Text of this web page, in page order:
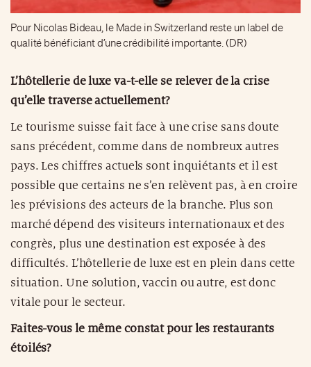
Pour Nicolas Bideau, le Made in Switzerland reste un label de
qualité bénéficiant d’une crédibilité importante. (DR)
L’hôtellerie de luxe va-t-elle se relever de la crise
qu’elle traverse actuellement?
Le tourisme suisse fait face à une crise sans doute
sans précédent, comme dans de nombreux autres
pays. Les chiffres actuels sont inquiétants et il est
possible que certains ne s’en relèvent pas, à en croire
les prévisions des acteurs de la branche. Plus son
marché dépend des visiteurs internationaux et des
congrès, plus une destination est exposée à des
difficultés. L’hôtellerie de luxe est en plein dans cette
situation. Une solution, vaccin ou autre, est donc
vitale pour le secteur.
Faites-vous le même constat pour les restaurants
étoilés?